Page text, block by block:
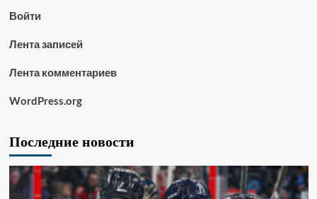
Войти
Лента записей
Лента комментариев
WordPress.org
Последние новости